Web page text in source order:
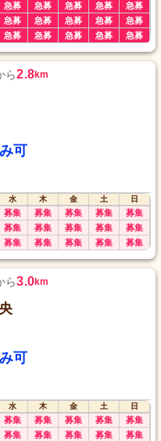
急募 急募 急募 急募 急募
急募 急募 急募 急募 急募
急募 急募 急募 急募 急募
ら2.8km
可
水 木 金 土
日
募集 募集 募集 募集 募集
募集 募集 募集 募集 募集
募集 募集 募集 募集 募集
ら3.0km
可
水 木 金 土
日
募集 募集 募集 募集 募集
募集 募集 募集 募集 募集